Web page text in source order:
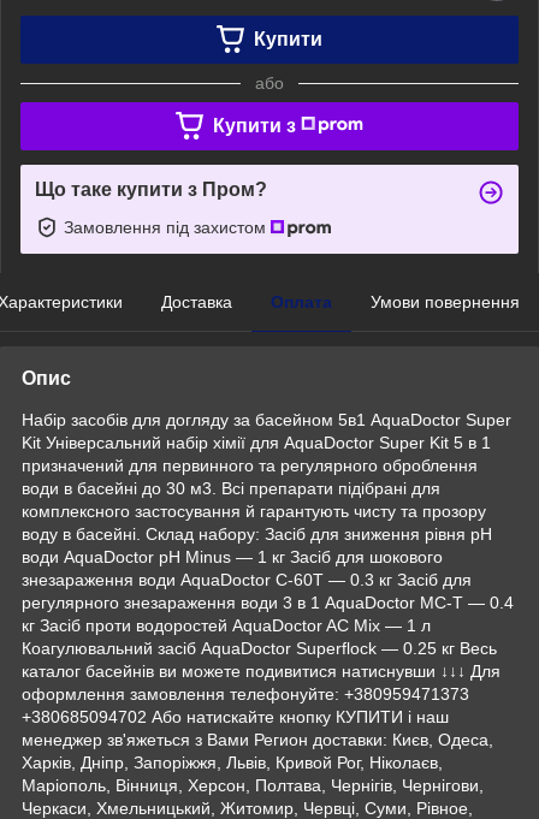
Купити
або
Купити з
Що таке купити з Пром?
Замовлення під захистом
Доставка Оплата Умови повернення
Опис
Набір засобів для догляду за басейном 5в1 AquaDoctor Super
Kit Універсальний набір хімії для AquaDoctor Super Kit 5 в 1
призначений для первинного та регулярного оброблення
води в басейні до 30 м3. Всі препарати підібрані для
комплексного застосування й гарантують чисту та прозору
воду в басейні. Склад набору: Засіб для зниження рівня pH
води AquaDoctor pH Minus — 1 кг Засіб для шокового
знезараження води AquaDoctor C-60T — 0.3 кг Засіб для
регулярного знезараження води 3 в 1 AquaDoctor MC-T — 0.4
кг Засіб проти водоростей AquaDoctor AC Mix — 1 л
Коагулювальний засіб AquaDoctor Superflock — 0.25 кг Весь
каталог басейнів ви можете подивитися натиснувши ↓↓↓ Для
оформлення замовлення телефонуйте: +380959471373
+380685094702 Або натискайте кнопку КУПИТИ і наш
менеджер зв'яжеться з Вами Регион доставки: Києв, Одеса,
Харків, Дніпр, Запоріжжя, Львів, Кривой Рог, Ніколаєв,
Маріополь, Вінниця, Херсон, Полтава, Чернігів, Чернігови,
Черкаси, Хмельницький, Житомир, Червці, Суми, Рівное,